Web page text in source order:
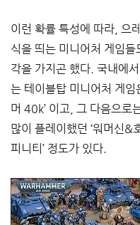
이런 확률 특성에 따라 으
식을 띄는 미니어처 게임들
각을 가지곤 했다. 국내에
는 테이블탑 미니어처 게임
머 40k’ 이고 그 다음으로
많이 플레이했던 ‘워머신&
피니티 ’ 정도가 있다.